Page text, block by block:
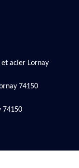
acier Lornay
74150
74150